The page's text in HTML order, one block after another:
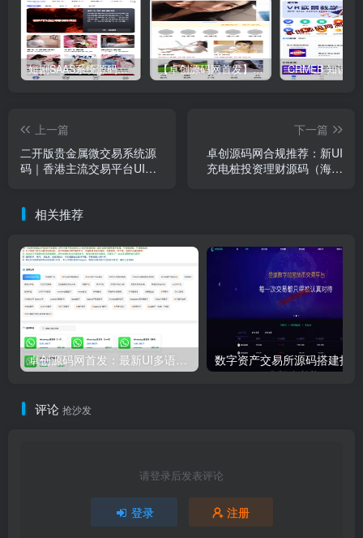
短剧SAAS系统源码｜多端分销+云存储+多租户架构 【卓创源码网首发】全开源视频打赏系统源码｜双模板+代理分站+易支付对接｜API全面修复｜站长盈利利器！​
上一篇
二开版贵金属微交易系统源
码｜香港主流交易平台UI方
下一篇
卓创源码网合规推荐：新UI
充电桩投资理财源码（海外
相关推荐
卓创源码网首发：最新UI多语言发卡/空投系统 – 支持Metamask/TP等主流钱包，智能合约授权更安全！​
评论 抢沙发
请登录后发表评论
登录 注册